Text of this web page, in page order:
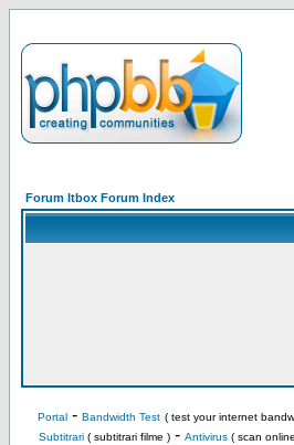
Forum Itbox Forum Index
Portal- Bandwidth Test ( test your internet
Subtitrari( subtitrari filme )- Antivirus( scan